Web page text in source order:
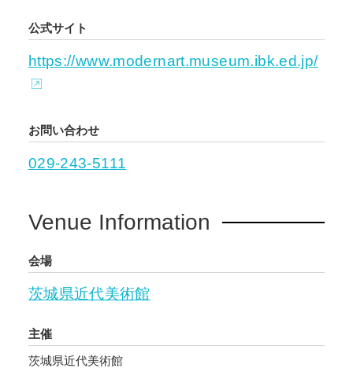
軌跡」を追体験してみてください。
公式サイト
https://www.modernart.museum.ibk.ed.jp/
お問い合わせ
029-243-5111
Venue Information
会場
茨城県近代美術館
主催
茨城県近代美術館